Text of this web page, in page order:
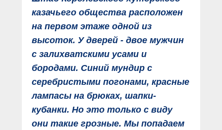
казачьего общества расположен
на первом этаже одной из
высоток. У дверей - двое мужчин
с залихватскими усами и
бородами. Синий мундир с
серебристыми погонами, красные
лампасы на брюках, шапки-
кубанки. Но это только с виду
они такие грозные. Мы попадаем